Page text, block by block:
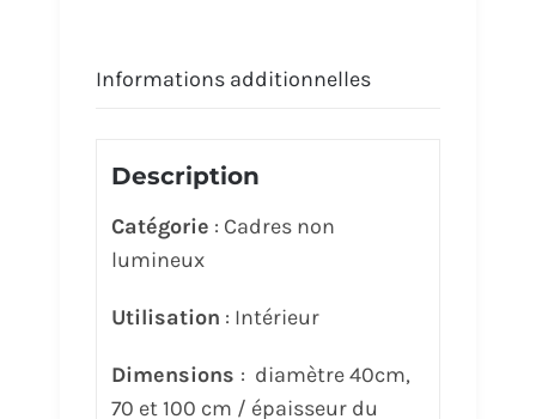
Informations additionnelles
Description
Catégorie : Cadres non
lumineux
Utilisation : Intérieur
Dimensions : diamètre 40cm,
70 et 100 cm / épaisseur du